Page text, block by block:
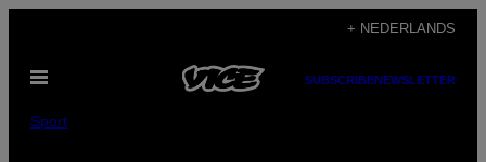
de
inhoud
+ NEDERLANDS
Open
SUBSCRIBENEWSLETTER
Sport